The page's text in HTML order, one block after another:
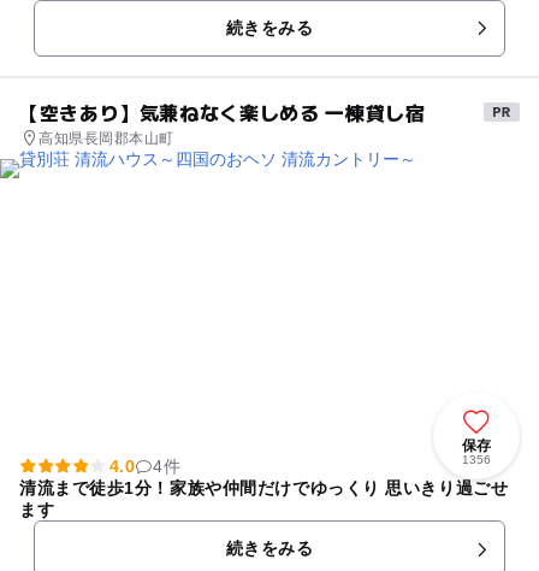
続きをみる
【空きあり】気兼ねなく楽しめる 一棟貸し宿
高知県長岡郡本山町
保存
1356
4.0
4件
清流まで徒歩1分！家族や仲間だけでゆっくり 思いきり過ごせ
ます
続きをみる